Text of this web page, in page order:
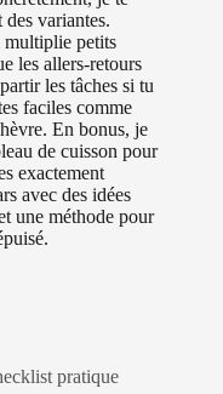
des variantes.
multiplie petits
les allers-retours
les tâches si tu
faciles comme
En bonus, je
de cuisson pour
exactement
avec des idées
une méthode pour
pratique